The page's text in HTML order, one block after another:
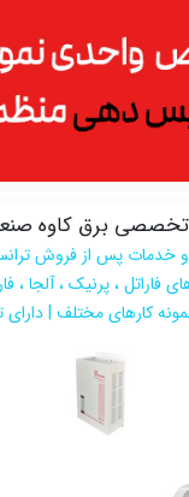
تخصصی برق کاوه
فاراتل ، پرنیک ، آلجا ،
کارهای مختلف |